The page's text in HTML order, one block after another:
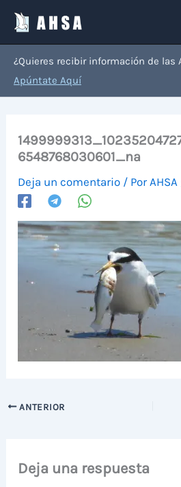
contenido
¿Quieres recibir información de las
Apúntate Aquí
6548768030601_na
Deja un comentario / Por AHSA
ANTERIOR
Deja una respuesta